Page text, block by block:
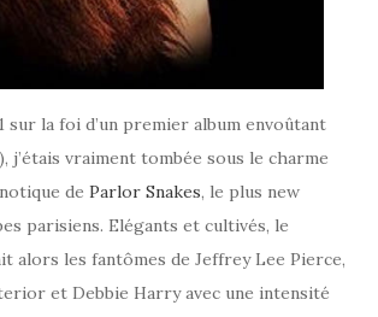
sur la foi d’un premier album envoûtant
j’étais vraiment tombée sous le charme
de Parlor Snakes, le plus new
parisiens. Elégants et cultivés, le
alors les fantômes de Jeffrey Lee Pierce,
et Debbie Harry avec une intensité